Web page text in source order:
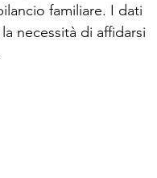
familiare. I dati
necessità di affidarsi